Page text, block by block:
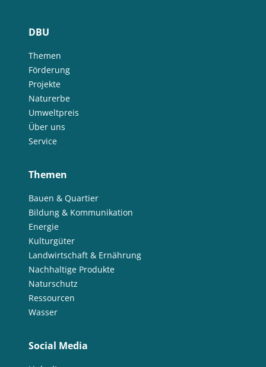
DBU
Themen
Förderung
Projekte
Naturerbe
Umweltpreis
Über uns
Service
Themen
Bauen & Quartier
Bildung & Kommunikation
Energie
Kulturgüter
Landwirtschaft & Ernährung
Nachhaltige Produkte
Naturschutz
Ressourcen
Wasser
Social Media